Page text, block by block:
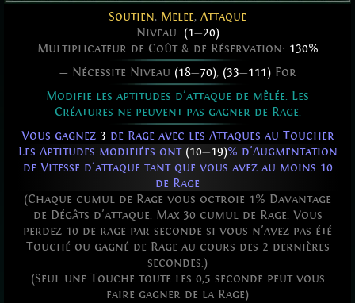
Soutien, Melee, Attaque
Niveau: (1—20)
Multiplicateur de Coût & de Réservation: 130%
— Nécessite Niveau (18—70), (33—111)For
Modifie les aptitudes d'attaque de mêlée. Les
Créatures ne peuvent pas gagner de Rage.
Vous gagnez 3 de Rage avec les Attaques au Toucher
Les Aptitudes modifiées ont (10—19)% d'Augmentation
de Vitesse d'attaque tant que vous avez au moins 10
de Rage
(Chaque cumul de Rage vous octroie 1% Davantage
de Dégâts d'attaque. Max 30 cumul de Rage. Vous
perdez 10 de rage par seconde si vous n'avez pas été
Touché ou gagné de Rage au cours des 2 dernières
secondes.)
(Seul une Touche toute les 0,5 seconde peut vous
faire gagner de la Rage)